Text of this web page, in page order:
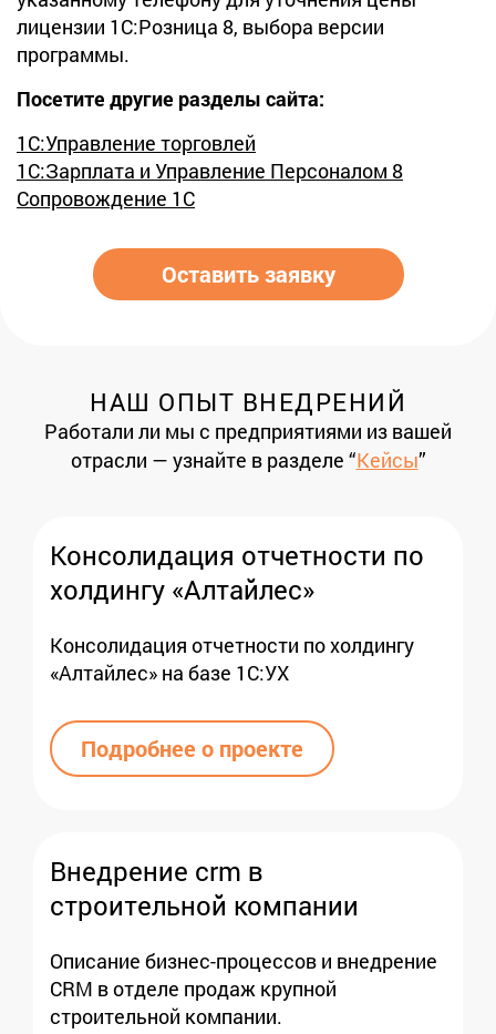
лицензии 1С:Розница 8, выбора версии
программы.
Посетите другие разделы сайта:
1С:Управление торговлей
1С:Зарплата и Управление Персоналом 8
Сопровождение 1С
Оставить заявку
НАШ ОПЫТ ВНЕДРЕНИЙ
Работали ли мы с предприятиями из вашей
отрасли — узнайте в разделе “Кейсы”
Консолидация отчетности по
холдингу «Алтайлес»
Консолидация отчетности по холдингу
«Алтайлес» на базе 1С:УХ
Подробнее о проекте
Внедрение crm в
строительной компании
Описание бизнес-процессов и внедрение
CRM в отделе продаж крупной
строительной компании.